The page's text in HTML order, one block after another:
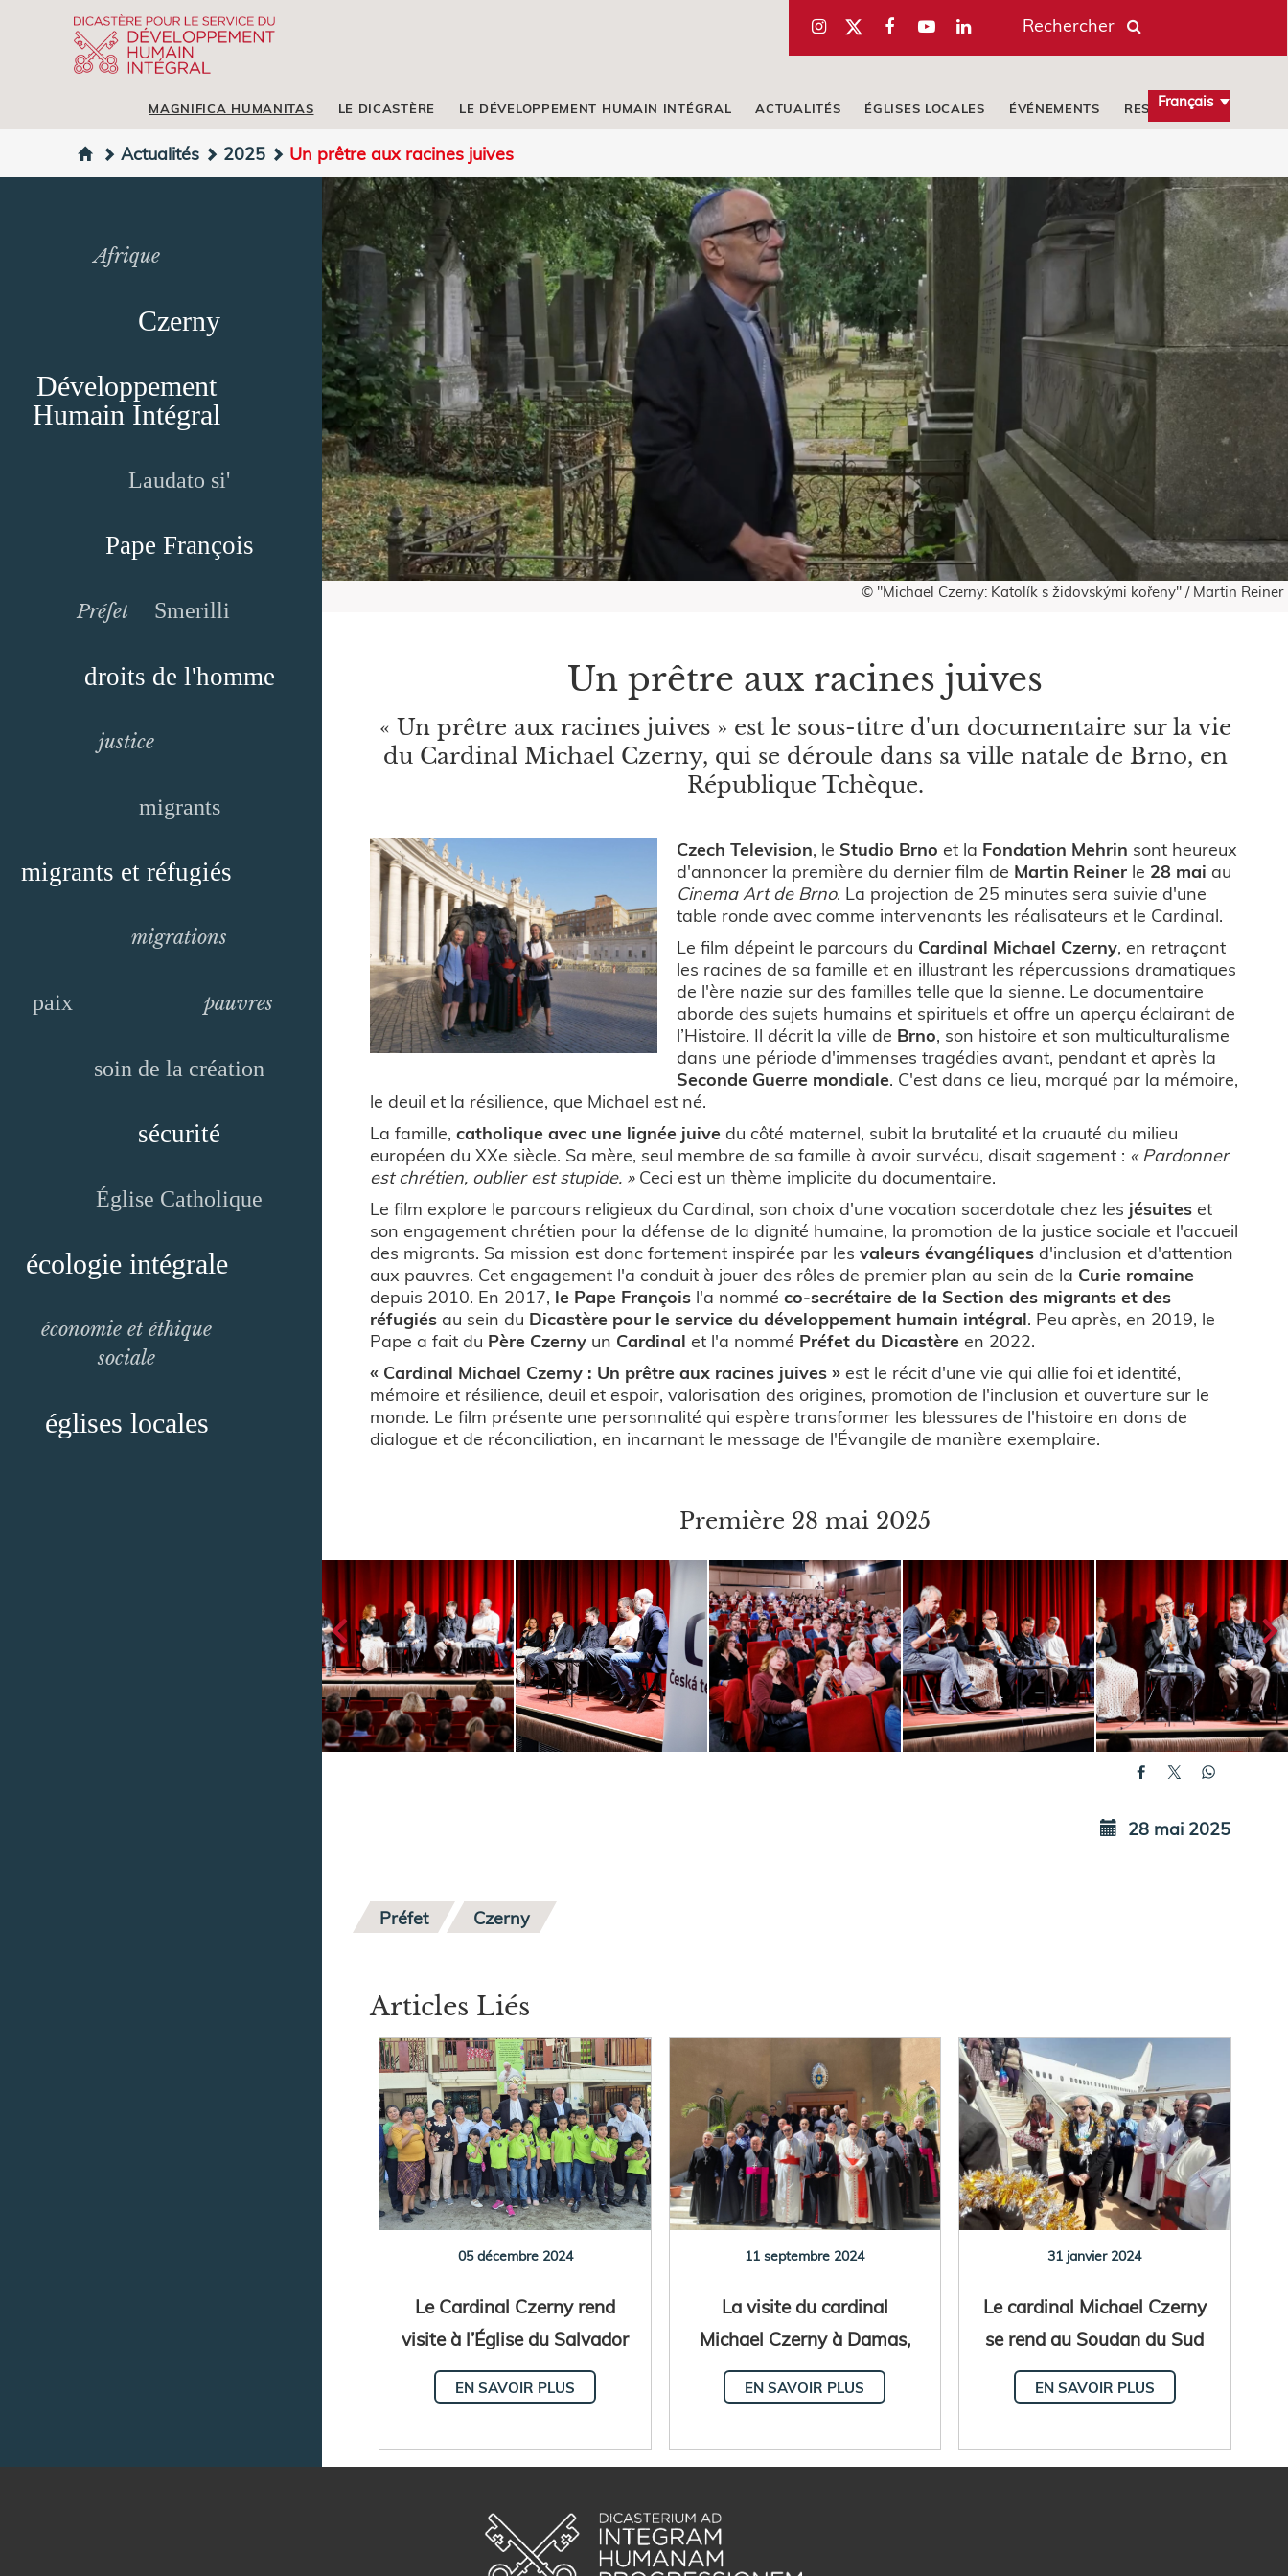
Rechercher
Français
MAGNIFICA HUMANITAS LE DICASTÈRE LE DÉVELOPPEMENT HUMAIN INTÉGRAL ACTUALITÉS ÉGLISES LOCALES ÉVÉNEMENTS RESSOURCES
Actualités 2025 Un prêtre aux racines juives
Afrique
Czerny
Développement
Humain Intégral
Laudato si'
Pape François
Préfet Smerilli
droits de l'homme
justice
migrants
migrants et réfugiés
migrations
paix pauvres
soin de la création
sécurité
Église Catholique
écologie intégrale
économie et éthique
sociale
églises locales
© "Michael Czerny: Katolík s židovskými kořeny" / Martin Reiner
Un prêtre aux racines juives
« Un prêtre aux racines juives » est le sous-titre d'un documentaire sur la vie
du Cardinal Michael Czerny, qui se déroule dans sa ville natale de Brno, en
République Tchèque.
Czech Television, le Studio Brno et la Fondation Mehrin sont heureux
d'annoncer la première du dernier film de Martin Reiner le 28 mai au
Cinema Art de Brno. La projection de 25 minutes sera suivie d'une
table ronde avec comme intervenants les réalisateurs et le Cardinal.
Le film dépeint le parcours du Cardinal Michael Czerny, en retraçant
les racines de sa famille et en illustrant les répercussions dramatiques
de l'ère nazie sur des familles telle que la sienne. Le documentaire
aborde des sujets humains et spirituels et offre un aperçu éclairant de
l’Histoire. Il décrit la ville de Brno, son histoire et son multiculturalisme
dans une période d'immenses tragédies avant, pendant et après la
Seconde Guerre mondiale. C'est dans ce lieu, marqué par la mémoire,
le deuil et la résilience, que Michael est né.
La famille,catholique avec une lignée juive du côté maternel, subit la brutalité et la cruauté du milieu
européen du XXe siècle. Sa mère, seul membre de sa famille à avoir survécu, disait sagement : « Pardonner
est chrétien, oublier est stupide. »Ceci est un thème implicite du documentaire.
Le film explore le parcours religieux du Cardinal, son choix d'une vocation sacerdotale chez les jésuites et
son engagement chrétien pour la défense de la dignité humaine, la promotion de la justice sociale et l'accueil
des migrants. Sa mission est donc fortement inspirée par lesvaleurs évangéliques d'inclusion et d'attention
aux pauvres. Cet engagement l'a conduit à jouer des rôles de premier plan au sein de la Curie romaine
depuis 2010. En 2017, le Pape François l'a nomméco-secrétaire de la Section des migrants et des
réfugiés au sein du Dicastère pour le service du développement humain intégral. Peu après, en 2019, le
Pape a fait du Père Czerny un Cardinal et l'a nommé Préfet du Dicastère en 2022.
« Cardinal Michael Czerny : Un prêtre aux racines juives » est le récit d'une vie qui allie foi et identité,
mémoire et résilience, deuil et espoir, valorisation des origines, promotion de l'inclusion et ouverture sur le
monde. Le film présente une personnalité qui espère transformer les blessures de l'histoire en dons de
dialogue et de réconciliation, en incarnant le message de l'Évangile de manière exemplaire.
Première 28 mai 2025
28 mai 2025
Préfet Czerny
Articles Liés
05 décembre 2024
Le Cardinal Czerny rend
visite à l’Église du Salvador
et du Honduras
EN SAVOIR PLUS
11 septembre 2024
La visite du cardinal
Michael Czerny à Damas,
en Syrie
EN SAVOIR PLUS
31 janvier 2024
Le cardinal Michael Czerny
se rend au Soudan du Sud
EN SAVOIR PLUS